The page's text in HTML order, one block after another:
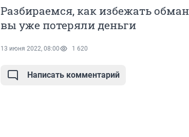
Разбираемся, как избежать
вы уже потеряли деньги
13 июня 2022, 08:00 1 620
Написать комментарий